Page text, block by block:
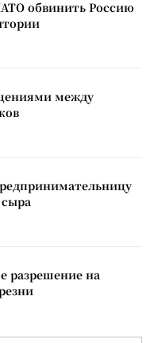
обвинить Россию
между
разрешение на